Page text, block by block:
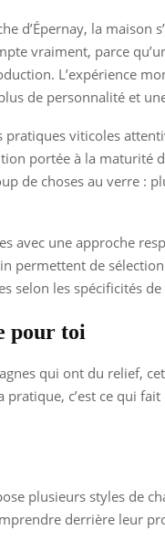
d’Épernay, la
vraiment, parce
L’expérience
de personnalité et
pratiques viticoles
portée à la maturité
de choses au verre :
avec une approche
permettent de
selon les spécificités
pour toi
qui ont du relief,
pratique, c’est ce qui
plusieurs styles de
derrière leur